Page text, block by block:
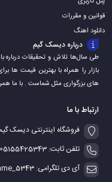
قوانین و مقررات
دانلود اهنگ
درباره دیسک گیم
طی سال‌ها تلاش و تحقیقات درباره
بازار را همراه با بهترین قیمت ها
های بزرگواری مثل شماست . با ما
ارتباط با ما
فروشگاه اینترنتی دیسک
تلفن ثابت: 05155425343
آی دی تلگرامی: game_5343@